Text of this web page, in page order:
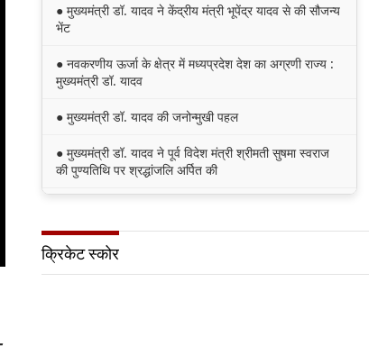
● मुख्यमंत्री डॉ. यादव ने केंद्रीय मंत्री भूपेंद्र यादव से की सौजन्य
भेंट
● नवकरणीय ऊर्जा के क्षेत्र में मध्यप्रदेश देश का अग्रणी राज्य :
मुख्यमंत्री डॉ. यादव
● मुख्यमंत्री डॉ. यादव की जनोन्मुखी पहल
● मुख्यमंत्री डॉ. यादव ने पूर्व विदेश मंत्री श्रीमती सुषमा स्वराज
की पुण्यतिथि पर श्रद्धांजलि अर्पित की
● मध्यप्रदेश में सृजन संवाद अभियान का शुभारंभ
क्रिकेट स्कोर